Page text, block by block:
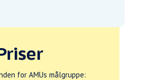
for AMUs målgruppe: